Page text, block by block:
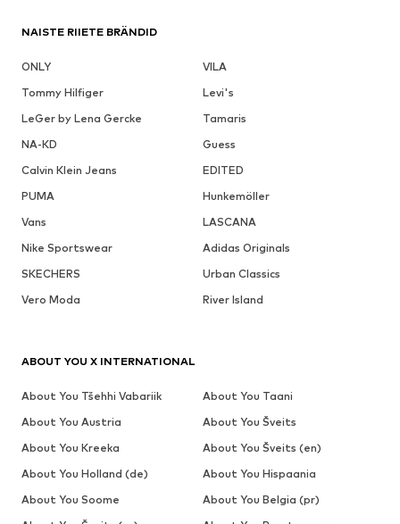
NAISTE RIIETE BRÄNDID
ONLY
VILA
Tommy Hilfiger
Levi's
LeGer by Lena Gercke
Tamaris
NA-KD
Guess
Calvin Klein Jeans
EDITED
PUMA
Hunkemöller
Vans
LASCANA
Nike Sportswear
Adidas Originals
SKECHERS
Urban Classics
Vero Moda
River Island
ABOUT YOU X INTERNATIONAL
About You Tšehhi Vabariik
About You Taani
About You Austria
About You Šveits
About You Kreeka
About You Šveits (en)
About You Holland (de)
About You Hispaania
About You Soome
About You Belgia (pr)